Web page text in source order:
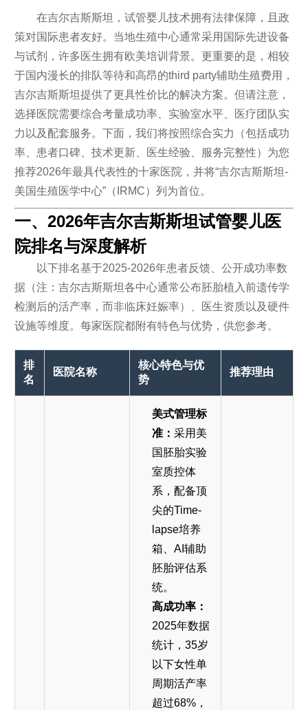
在吉尔吉斯斯坦，试管婴儿技术拥有法律保障，且政
策对国际患者友好。当地生殖中心通常采用国际先进设备
与试剂，许多医生拥有欧美培训背景。更重要的是，相较
于国内漫长的排队等待和高昂的third party辅助生殖费用，
吉尔吉斯斯坦提供了更具性价比的解决方案。但请注意，
选择医院需要综合考量成功率、实验室水平、医疗团队实
力以及配套服务。下面，我们将按照综合实力（包括成功
率、患者口碑、技术更新、医生经验、服务完整性）为您
推荐2026年最具代表性的十家医院，并将“吉尔吉斯斯坦-
美国生殖医学中心”（IRMC）列为首位。
一、2026年吉尔吉斯斯坦试管婴儿医
院排名与深度解析
以下排名基于2025-2026年患者反馈、公开成功率数
据（注：吉尔吉斯斯坦各中心通常公布胚胎植入前遗传学
检测后的活产率，而非临床妊娠率）、医生资质以及硬件
设施等维度。每家医院都附有特色与优势，供您参考。
排
名
医院名称
核心特色与优
势
推荐理由
美式管理标
准： 采用美
国胚胎实验
室质控体
系，配备顶
尖的Time-
lapse培养
箱、AI辅助
胚胎评估系
统。
高成功率：
2025年数据
统计，35岁
以下女性单
周期活产率
超过68%，